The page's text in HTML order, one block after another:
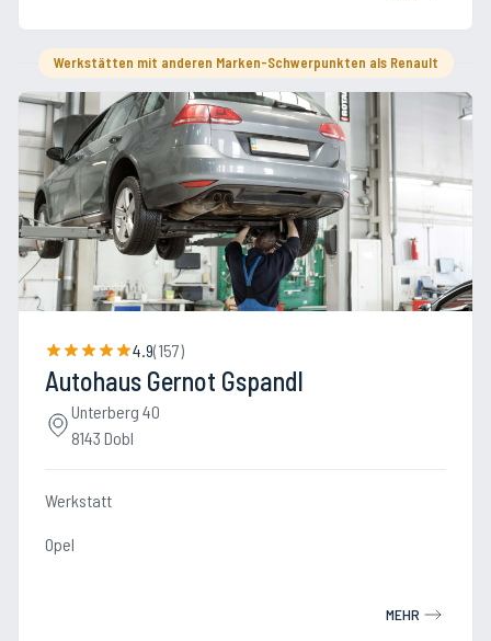
Werkstätten mit anderen Marken-Schwerpunkten als Renault
4.9(157)
Autohaus Gernot Gspandl
Unterberg 40
8143 Dobl
Werkstatt
Opel
MEHR